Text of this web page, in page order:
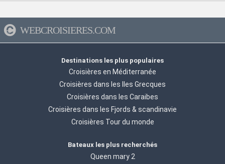
WEBCROISIERES.COM
Destinations les plus populaires
Croisières en Méditerranée
Croisières dans les Iles Grecques
Croisières dans les Caraibes
Croisières dans les Fjords & scandinavie
Croisières Tour du monde
Bateaux les plus recherchés
Queen mary 2